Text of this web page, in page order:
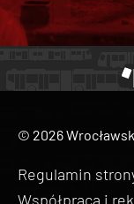
© 2026
Regulamin
Współpraca i